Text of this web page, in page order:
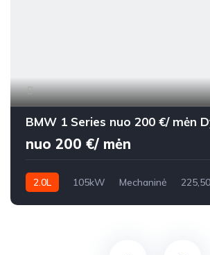
nuo 200 €/ mėn
2.0L 105kW Mechaninė